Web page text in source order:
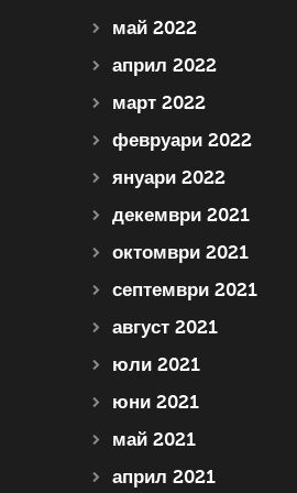
май 2022
април 2022
март 2022
февруари 2022
януари 2022
декември 2021
октомври 2021
септември 2021
август 2021
юли 2021
юни 2021
май 2021
април 2021